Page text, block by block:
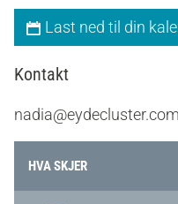
Last ned til din
Kontakt
nadia@eydecluster.com
HVA SKJER